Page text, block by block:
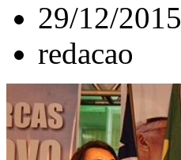
29/12/2015
redacao